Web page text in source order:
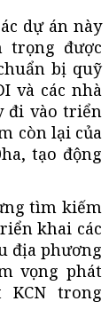
dự án này
trọng được
bị quỹ
và các nhà
đi vào triển
còn lại của
tạo động
tìm kiếm
khai các
địa phương
vọng phát
KCN trong